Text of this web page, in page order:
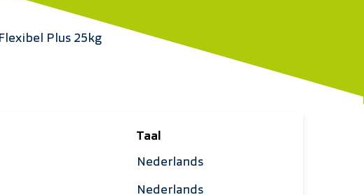
Plus 25kg
Taal
Selecteer taal
Selecteer taal